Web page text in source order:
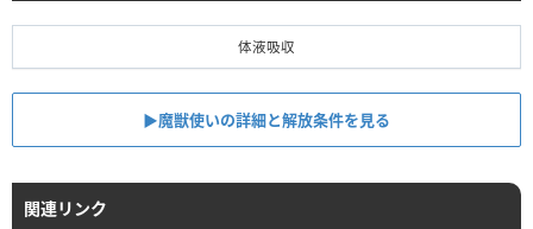
体液吸収
▶魔獣使いの詳細と解放条件を見る
関連リンク